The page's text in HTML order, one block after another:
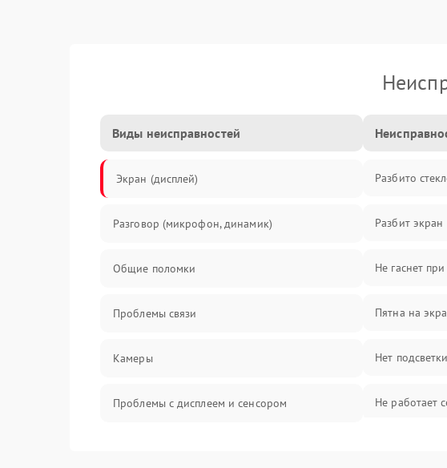
Виды неисправностей
Экран (дисплей)
Разговор (микрофон, динамик)
Общие поломки
Проблемы связи
Камеры
Проблемы с дисплеем и сенсором
Разбито
Разбит экран
Не гаснет
Пятна на
Нет подсветки
Не работает